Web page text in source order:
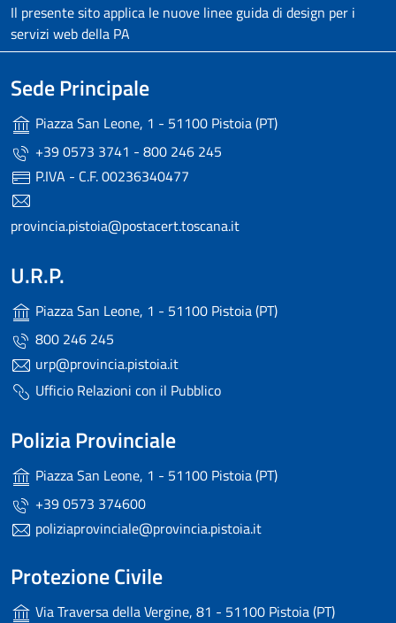
Il presente sito applica le nuove linee guida di design per i
servizi web della PA
Sede Principale
Piazza San Leone, 1 - 51100 Pistoia (PT)
+39 0573 3741 - 800 246 245
P.IVA - C.F. 00236340477
provincia.pistoia@postacert.toscana.it
U.R.P.
Piazza San Leone, 1 - 51100 Pistoia (PT)
800 246 245
urp@provincia.pistoia.it
Ufficio Relazioni con il Pubblico
Polizia Provinciale
Piazza San Leone, 1 - 51100 Pistoia (PT)
+39 0573 374600
poliziaprovinciale@provincia.pistoia.it
Protezione Civile
Via Traversa della Vergine, 81 - 51100 Pistoia (PT)